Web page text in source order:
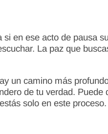
en ese acto de pausa
La paz que
un camino más
de tu verdad.
solo en este proceso.